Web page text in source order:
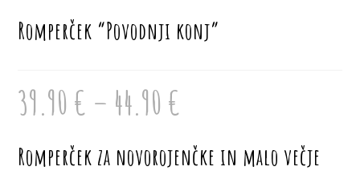
Romperček “Povodnji konj”
39.90 € – 44.90 €
44.90 €
Romperček za novorojenčke in malo večje